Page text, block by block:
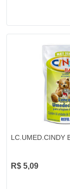
LC.UMED.CINDY
R$ 5,09